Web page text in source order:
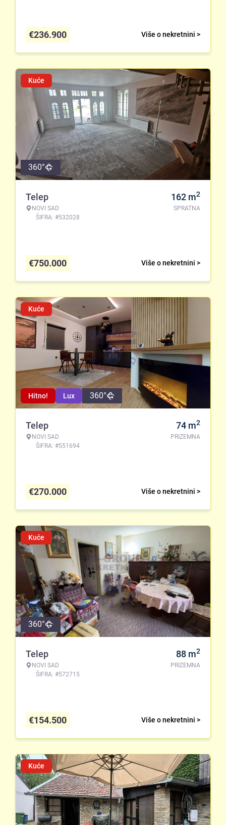
Više o nekretnini >
€236.900
Kuće
360°
Telep
NOVI SAD
ŠIFRA: #532028
162 m2
SPRATNA
Više o nekretnini >
€750.000
Kuće
Hitno! Lux 360°
Telep
NOVI SAD
ŠIFRA: #551694
74 m2
PRIZEMNA
Više o nekretnini >
€270.000
Kuće
360°
Telep
NOVI SAD
ŠIFRA: #572715
88 m2
PRIZEMNA
Više o nekretnini >
€154.500
Kuće